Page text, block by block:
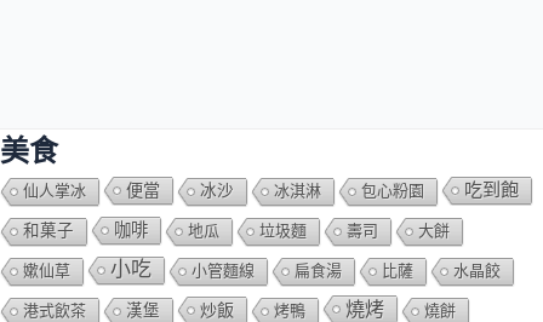
美食
仙人掌冰 便當 冰沙 冰淇淋 包心粉園 吃到飽
和菓子 咖啡 地瓜 垃圾麵 壽司 大餅
嫰仙草 小吃 小管麵線 扁食湯 比薩 水晶餃
港式飲茶 漢堡 炒飯 烤鴨 燒烤 燒餅